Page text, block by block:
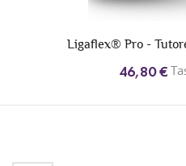
Ligaflex® Pro -
46,80 €